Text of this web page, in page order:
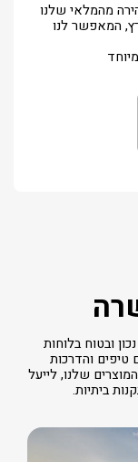
מהמלאי שלנו
המאפשר לנו
ובטוח בלוחות
טיפים והדרכות
שלנו, לייעל
ביתיות.